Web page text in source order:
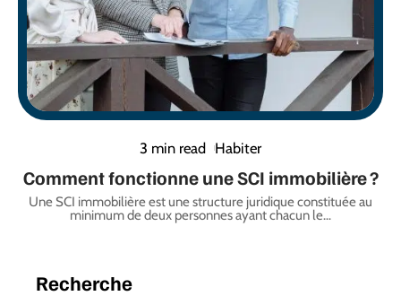
3 min read Habiter
Comment fonctionne une SCI immobilière ?
Une SCI immobilière est une structure juridique constituée au
minimum de deux personnes ayant chacun le…
Recherche